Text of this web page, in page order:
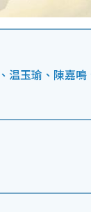
温玉瑜、陳嘉